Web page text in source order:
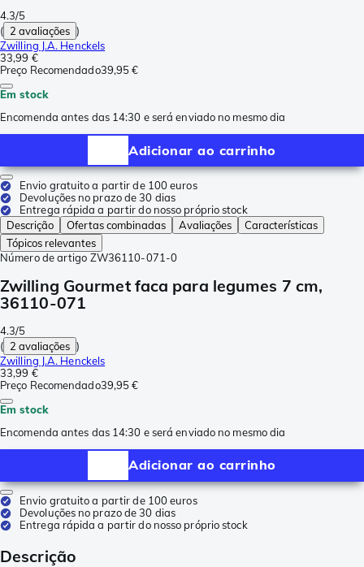
4.3/5
( 2 avaliações )
Zwilling J.A. Henckels
33,99 €
Preço Recomendado39,95 €
Em stock
Encomenda antes das 14:30 e será enviado no mesmo dia
Adicionar ao carrinho
Envio gratuito a partir de 100 euros
Devoluções no prazo de 30 dias
Entrega rápida a partir do nosso próprio stock
Descrição
Ofertas combinadas Avaliações
Características
Tópicos relevantes
Número de artigo ZW36110-071-0
Zwilling Gourmet faca para legumes 7 cm,
36110-071
4.3/5
( 2 avaliações )
Zwilling J.A. Henckels
33,99 €
Preço Recomendado39,95 €
Em stock
Encomenda antes das 14:30 e será enviado no mesmo dia
Adicionar ao carrinho
Envio gratuito a partir de 100 euros
Devoluções no prazo de 30 dias
Entrega rápida a partir do nosso próprio stock
Descrição